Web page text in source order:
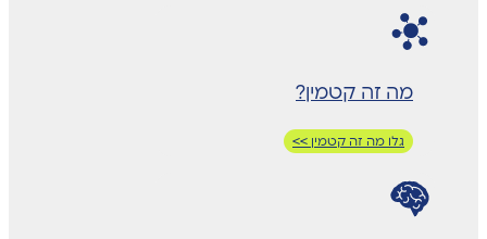
מה זה קטמין?
גלו מה זה קטמין >>